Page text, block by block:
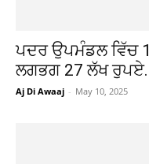
ਪਦਰ ਉਪਮੰਡਲ ਵਿੱਚ
ਲਗਭਗ 27 ਲੱਖ
Aj Di Awaaj - May 10, 2025